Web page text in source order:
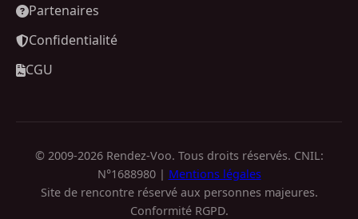
Partenaires
Confidentialité
CGU
© 2009-2026 Rendez-Voo. Tous droits réservés. CNIL:
N°1688980 | Mentions légales
Site de rencontre réservé aux personnes majeures.
Conformité RGPD.